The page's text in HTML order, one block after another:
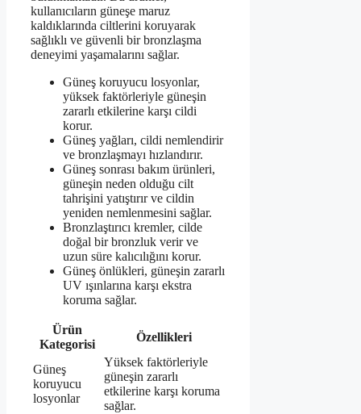
kullanıcıların güneşe maruz
kaldıklarında ciltlerini koruyarak
sağlıklı ve güvenli bir bronzlaşma
deneyimi yaşamalarını sağlar.
Güneş koruyucu losyonlar,
yüksek faktörleriyle güneşin
zararlı etkilerine karşı cildi
korur.
Güneş yağları, cildi nemlendirir
ve bronzlaşmayı hızlandırır.
Güneş sonrası bakım ürünleri,
güneşin neden olduğu cilt
tahrişini yatıştırır ve cildin
yeniden nemlenmesini sağlar.
Bronzlaştırıcı kremler, cilde
doğal bir bronzluk verir ve
uzun süre kalıcılığını korur.
Güneş önlükleri, güneşin zararlı
UV ışınlarına karşı ekstra
koruma sağlar.
Ürün
Kategorisi
Özellikleri
Güneş
koruyucu
losyonlar
Yüksek faktörleriyle
güneşin zararlı
etkilerine karşı koruma
sağlar.